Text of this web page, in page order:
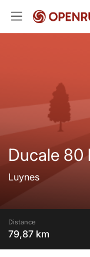
Ducale 80
Luynes
Distance
79,87 km